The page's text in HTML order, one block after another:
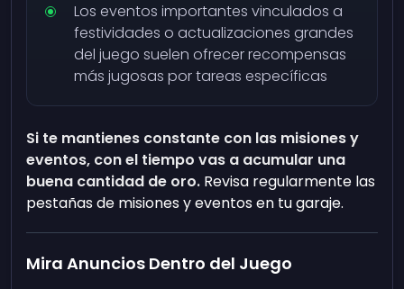
Los eventos importantes vinculados a
festividades o actualizaciones grandes
del juego suelen ofrecer recompensas
más jugosas por tareas específicas
Si te mantienes constante con las misiones y
eventos, con el tiempo vas a acumular una
buena cantidad de oro. Revisa regularmente las
pestañas de misiones y eventos en tu garaje.
Mira Anuncios Dentro del Juego